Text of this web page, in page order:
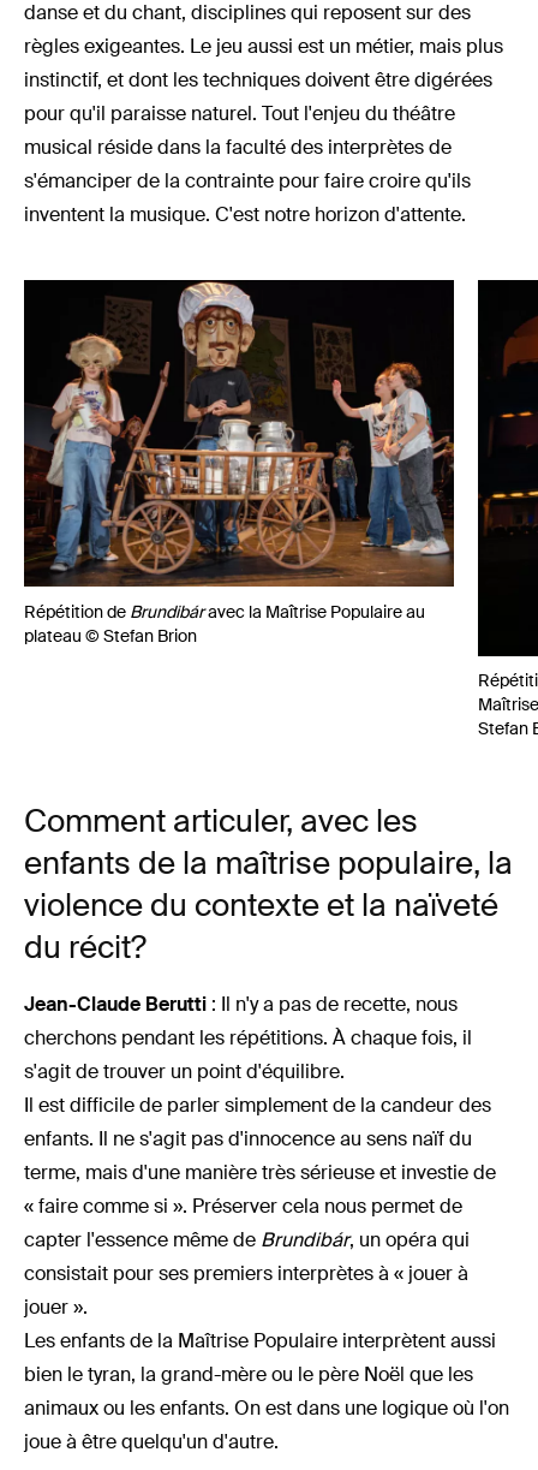
danse et du chant, disciplines qui reposent sur des
règles exigeantes. Le jeu aussi est un métier, mais plus
instinctif, et dont les techniques doivent être digérées
pour qu'il paraisse naturel. Tout l'enjeu du théâtre
musical réside dans la faculté des interprètes de
s'émanciper de la contrainte pour faire croire qu'ils
inventent la musique. C'est notre horizon d'attente.
Répétition de Brundibáravec la Maîtrise Populaire au
plateau © Stefan Brion
Stefan
Comment articuler, avec les
enfants de la maîtrise populaire, la
violence du contexte et la naïveté
du récit?
Jean-Claude Berutti : Il n'y a pas de recette, nous
cherchons pendant les répétitions. À chaque fois, il
s'agit de trouver un point d'équilibre.
Il est difficile de parler simplement de la candeur des
enfants. Il ne s'agit pas d'innocence au sens naïf du
terme, mais d'une manière très sérieuse et investie de
« faire comme si ». Préserver cela nous permet de
capter l'essence même de Brundibár, un opéra qui
consistait pour ses premiers interprètes à « jouer à
jouer ».
Les enfants de la Maîtrise Populaire interprètent aussi
bien le tyran, la grand-mère ou le père Noël que les
animaux ou les enfants. On est dans une logique où l'on
joue à être quelqu'un d'autre.